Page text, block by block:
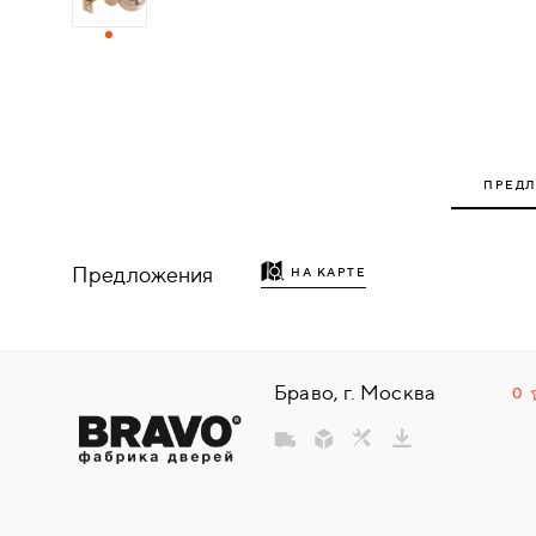
ДЕРЕВЯННЫЕ
НАПОЛЬНЫЕ
Предложения НА КАРТЕ
Браво, г. Москва 0